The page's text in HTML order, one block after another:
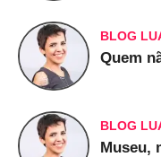
BLOG
Quem
BLOG
Museu,